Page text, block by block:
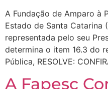
A Fundação de Amparo à
Estado de Santa Catarina
representada pelo seu
determina o item 16.3 do
Pública, RESOLVE:
A Fapesc